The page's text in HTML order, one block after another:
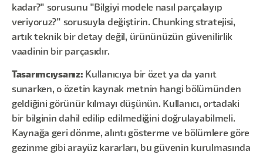
kadar?" sorusunu "Bilgiyi modele nasıl parçalayıp
veriyoruz?" sorusuyla değiştirin. Chunking stratejisi,
artık teknik bir detay değil, ürününüzün güvenilirlik
vaadinin bir parçasıdır.
Tasarımcıysanız: Kullanıcıya bir özet ya da yanıt
sunarken, o özetin kaynak metnin hangi bölümünden
geldiğini görünür kılmayı düşünün. Kullanıcı, ortadaki
bir bilginin dahil edilip edilmediğini doğrulayabilmeli.
Kaynağa geri dönme, alıntı gösterme ve bölümlere göre
gezinme gibi arayüz kararları, bu güvenin kurulmasında